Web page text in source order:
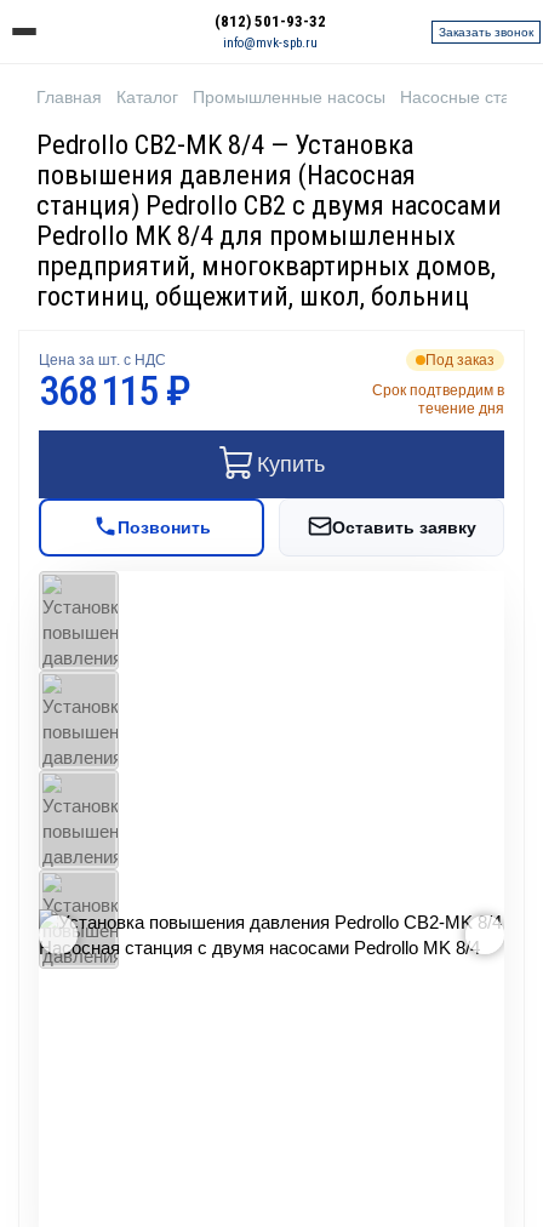
(812) 501-93-32
info@mvk-spb.ru
Заказать звонок
Главная Каталог Промышленные насосы Насосные
Pedrollo CB2-MK 8/4 — Установка
повышения давления (Насосная
станция) Pedrollo CB2 с двумя насосами
Pedrollo MK 8/4 для промышленных
предприятий, многоквартирных домов,
гостиниц, общежитий, школ, больниц
Цена за шт. с НДС
368 115 ₽
Под заказ
Срок подтвердим в
течение дня
Купить
Позвонить Оставить заявку